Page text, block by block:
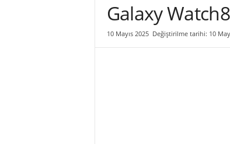
Galaxy
10 Mayıs 2025 Değiştirilme tarihi: 10